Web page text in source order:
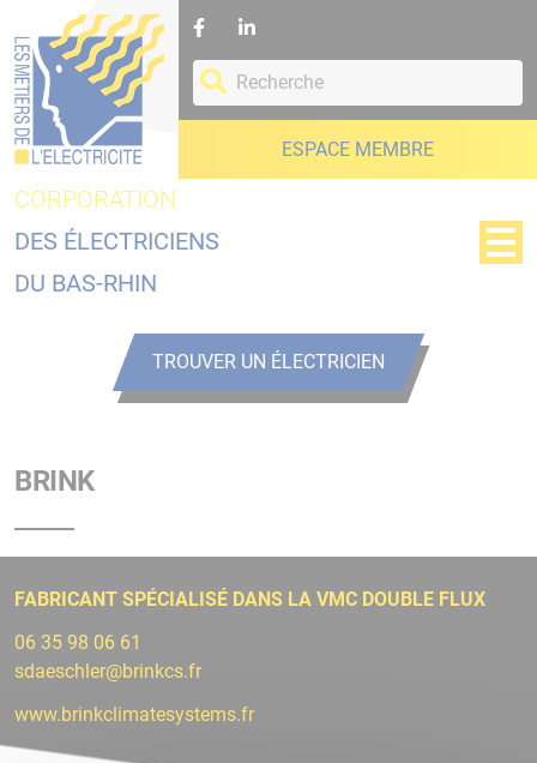
ESPACE MEMBRE
CORPORATION
DES ÉLECTRICIENS
DU BAS-RHIN
TROUVER UN ÉLECTRICIEN
BRINK
FABRICANT SPÉCIALISÉ DANS LA VMC DOUBLE FLUX
06 35 98 06 61
sdaeschler@brinkcs.fr
www.brinkclimatesystems.fr
Panneau de gestion des cookies